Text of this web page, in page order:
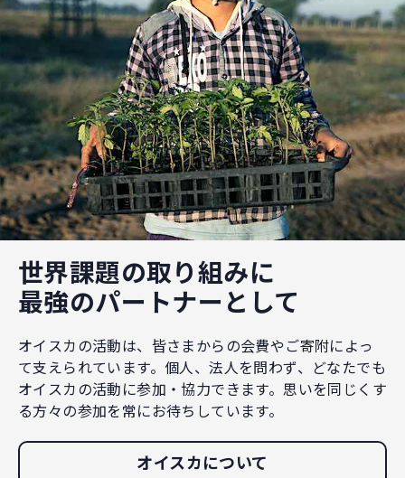
世界課題の取り組みに
最強のパートナーとして
オイスカの活動は、皆さまからの会費やご寄附によっ
て支えられています。個人、法人を問わず、どなたでも
オイスカの活動に参加・協力できます。思いを同じくす
る方々の参加を常にお待ちしています。
オイスカについて